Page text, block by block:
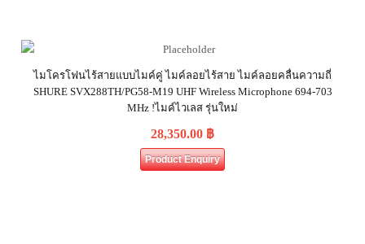
ไมโครโฟนไร้สายแบบไมค์คู่ ไมค์ลอยไร้สาย ไมค์ลอยคลื่นความถี่
SHURE SVX288TH/PG58-M19 UHF Wireless Microphone 694-703
MHz !ไมค์ไวเลส รุ่นใหม่
28,350.00 ฿
Product Enquiry